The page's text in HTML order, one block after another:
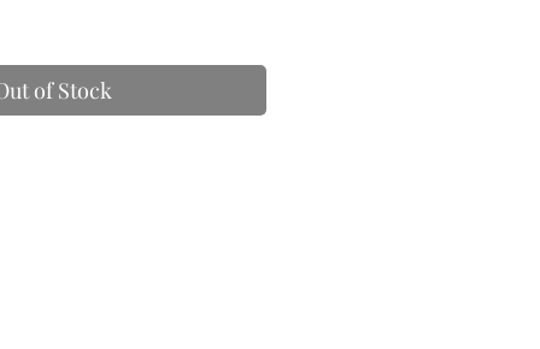
of Stock